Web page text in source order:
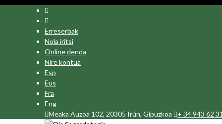
Erreserbak
Nola iritsi
Online denda
Nire kontua
Esp
Eus
Fra
Eng
Meaka Auzoa 102, 20305 Irún, Gipuzkoa
+ 34 943 62